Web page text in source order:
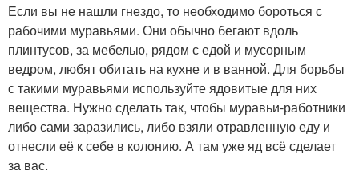
Если вы не нашли гнездо, то необходимо бороться с
рабочими муравьями. Они обычно бегают вдоль
плинтусов, за мебелью, рядом с едой и мусорным
ведром, любят обитать на кухне и в ванной. Для борьбы
с такими муравьями используйте ядовитые для них
вещества. Нужно сделать так, чтобы муравьи-работники
либо сами заразились, либо взяли отравленную еду и
отнесли её к себе в колонию. А там уже яд всё сделает
за вас.